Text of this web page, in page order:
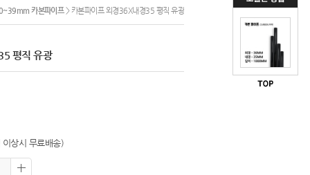
카본파이프> 카본파이프 외경36X내경35 평직 유광
평직 유광
상시 무료배송)